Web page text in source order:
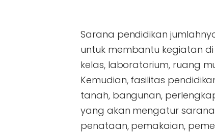
Sarana pendidikan
untuk membantu kegiatan
kelas, laboratorium, ruang
Kemudian, fasilitas
tanah, bangunan,
yang akan mengatur
penataan, pemakaian,